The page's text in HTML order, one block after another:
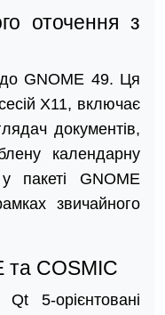
оточення з
GNOME 49. Ця
X11, включає
документів,
календарну
пакеті GNOME
звичайного
та COSMIC
5-орієнтовані